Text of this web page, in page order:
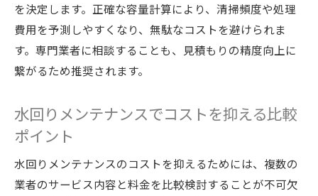
を決定します。正確な容量計算により、清掃頻度や処理
費用を予測しやすくなり、無駄なコストを避けられま
す。専門業者に相談することも、見積もりの精度向上に
繋がるため推奨されます。
水回りメンテナンスでコストを抑える比較
ポイント
水回りメンテナンスのコストを抑えるためには、複数の
業者のサービス内容と料金を比較検討することが不可欠